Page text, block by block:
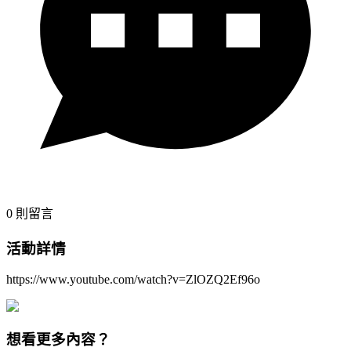
0 則留言
活動詳情
https://www.youtube.com/watch?v=ZlOZQ2Ef96o
想看更多內容？